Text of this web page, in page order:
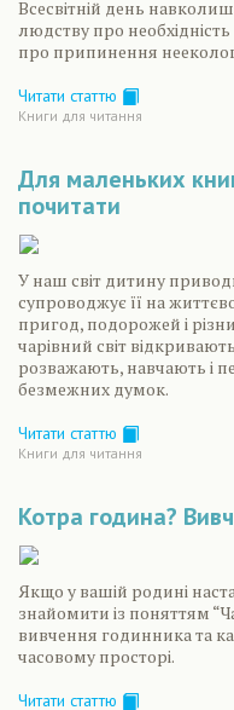
Всесвітній день
людству про
про припинення
Читати статтю
Книги для читання
Для маленьких
почитати
У наш світ дитину
супроводжує її на
пригод, подорожей і
чарівний світ
розважають, навчають і
безмежних думок.
Читати статтю
Книги для читання
Котра година?
Якщо у вашій родині
знайомити із поняттям
вивчення годинника та
часовому просторі.
Читати статтю